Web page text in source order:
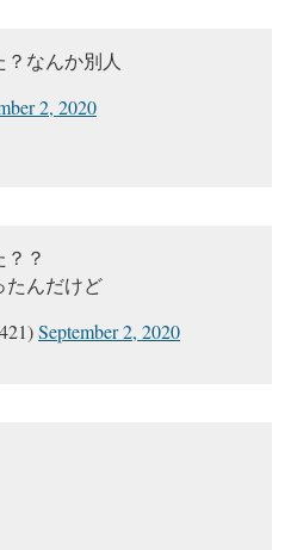
なんか別人
2, 2020
？
たんだけど
September 2, 2020